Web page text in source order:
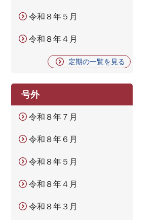
令和８年５月
令和８年４月
定期の一覧を見る
号外
令和８年７月
令和８年６月
令和８年５月
令和８年４月
令和８年３月